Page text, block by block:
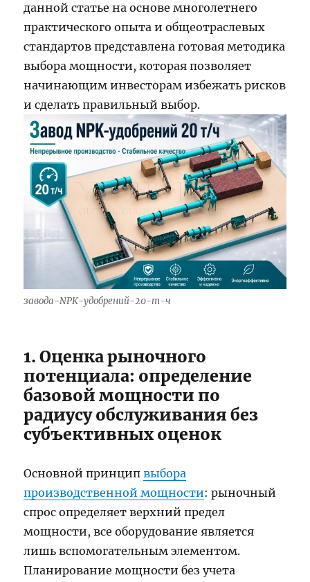
данной статье на основе многолетнего
практического опыта и общеотраслевых
стандартов представлена готовая методика
выбора мощности, которая позволяет
начинающим инвесторам избежать рисков
и сделать правильный выбор.
завода-NPK-удобрений-20-т-ч
1. Оценка рыночного
потенциала: определение
базовой мощности по
радиусу обслуживания без
субъективных оценок
Основной принципвыбора
производственной мощности: рыночный
спрос определяет верхний предел
мощности, все оборудование является
лишь вспомогательным элементом.
Планирование мощности без учета